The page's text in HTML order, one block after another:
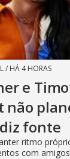
/ HÁ 4 HORAS
e
não
fonte
ritmo
com